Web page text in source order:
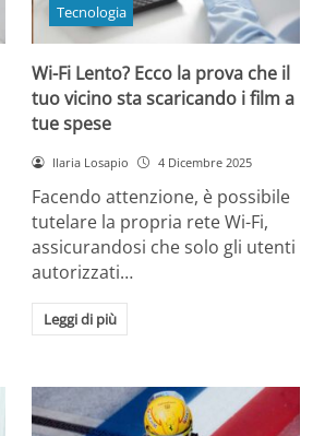
Tecnologia
Wi-Fi Lento? Ecco la prova che il
tuo vicino sta scaricando i film a
tue spese
Ilaria Losapio 4 Dicembre 2025
Facendo attenzione, è possibile
tutelare la propria rete Wi-Fi,
assicurandosi che solo gli utenti
autorizzati…
Leggi di più